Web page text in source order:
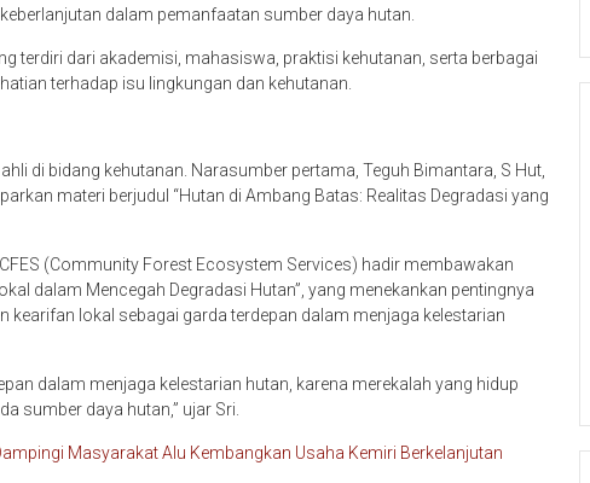
dalam pemanfaatan sumber daya hutan.
terdiri dari akademisi, mahasiswa, praktisi kehutanan, serta berbagai
terhadap isu lingkungan dan kehutanan.
di bidang kehutanan. Narasumber pertama, Teguh Bimantara, S Hut,
materi berjudul “Hutan di Ambang Batas: Realitas Degradasi yang
(Community Forest Ecosystem Services) hadir membawakan
dalam Mencegah Degradasi Hutan”, yang menekankan pentingnya
kearifan lokal sebagai garda terdepan dalam menjaga kelestarian
dalam menjaga kelestarian hutan, karena merekalah yang hidup
sumber daya hutan,” ujar Sri.
Masyarakat Alu Kembangkan Usaha Kemiri Berkelanjutan